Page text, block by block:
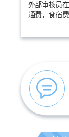
外部审核员
通费，食宿